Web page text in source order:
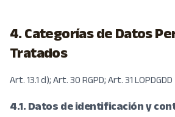
4. Categorías de Datos
Tratados
Art. 13.1 d); Art. 30 RGPD; Art. 31 LOPDGDD
4.1. Datos de identificación y